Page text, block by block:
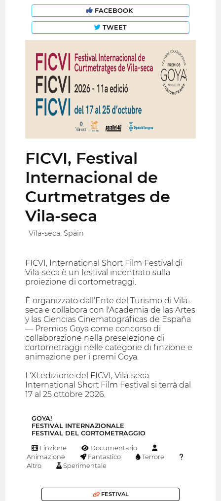
FACEBOOK
TWEET
FICVI, Festival
Internacional de
Curtmetratges de
Vila-seca
Vila-seca, Spain
FICVI, International Short Film Festival di
Vila-seca è un festival incentrato sulla
proiezione di cortometraggi.
È organizzato dall'Ente del Turismo di Vila-
seca e collabora con l'Academia de las Artes
y las Ciencias Cinematográficas de España
— Premios Goya come concorso di
collaborazione nella preselezione di
cortometraggi nelle categorie di finzione e
animazione per i premi Goya.
L'XI edizione del FICVI, Vila-seca
International Short Film Festival si terrà dal
17 al 25 ottobre 2026.
GOYA!
FESTIVAL INTERNAZIONALE
FESTIVAL DEL CORTOMETRAGGIO
Finzione
Documentario
Animazione
Fantastico
Terrore
Altro
Sperimentale
FESTIVAL